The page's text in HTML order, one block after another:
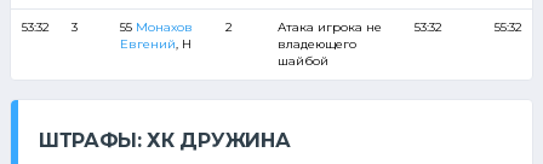
53:32 3 55 Монахов
Евгений, Н
2
Атака игрока не
владеющего
шайбой
53:32 55:32
ШТРАФЫ: ХК ДРУЖИНА